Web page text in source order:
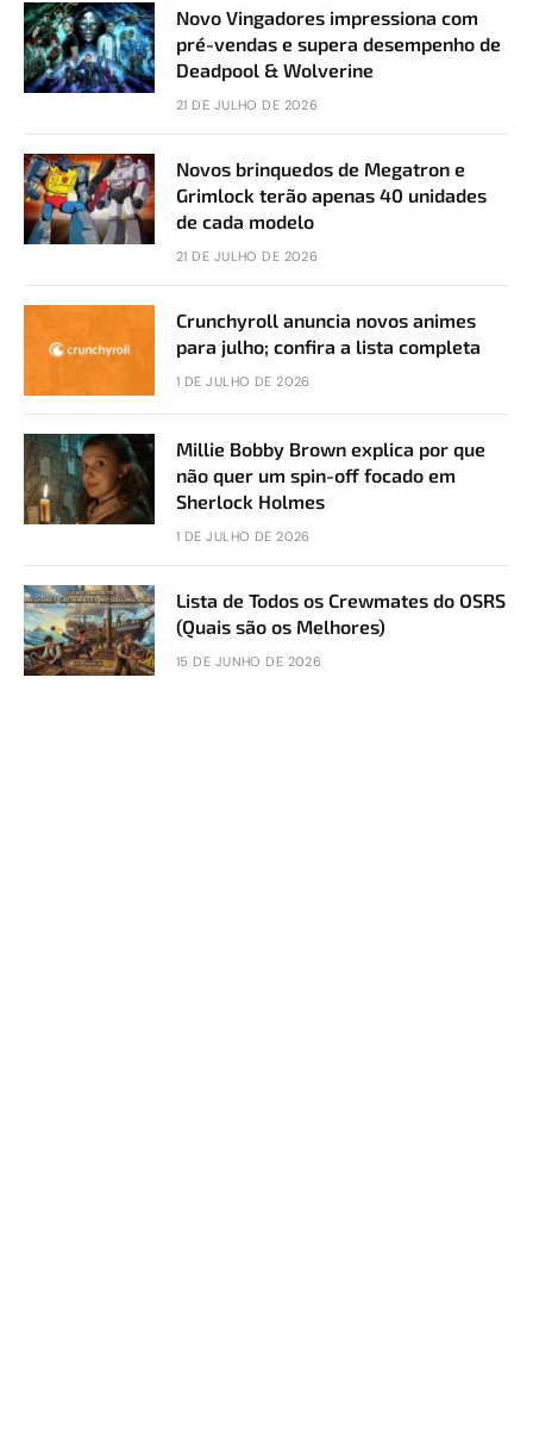
Novo Vingadores impressiona com
pré-vendas e supera desempenho de
Deadpool & Wolverine
21 DE JULHO DE 2026
Novos brinquedos de Megatron e
Grimlock terão apenas 40 unidades
de cada modelo
21 DE JULHO DE 2026
Crunchyroll anuncia novos animes
para julho; confira a lista completa
1 DE JULHO DE 2026
Millie Bobby Brown explica por que
não quer um spin-off focado em
Sherlock Holmes
1 DE JULHO DE 2026
Lista de Todos os Crewmates do OSRS
(Quais são os Melhores)
15 DE JUNHO DE 2026